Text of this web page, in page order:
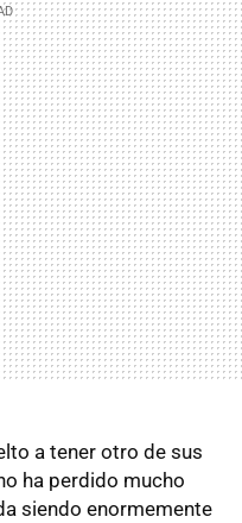
a tener otro de sus
ha perdido mucho
siendo enormemente